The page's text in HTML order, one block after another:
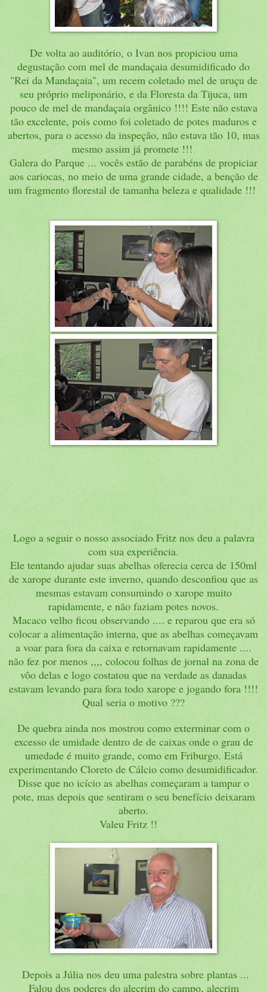
De volta ao auditório, o Ivan nos propiciou uma
degustação com mel de mandaçaia desumidificado do
"Rei da Mandaçaia", um recem coletado mel de uruçu de
seu próprio meliponário, e da Floresta da Tijuca, um
pouco de mel de mandaçaia orgânico !!!! Este não estava
tão excelente, pois como foi coletado de potes maduros e
abertos, para o acesso da inspeção, não estava tão 10, mas
mesmo assim já promete !!!
Galera do Parque ... vocês estão de parabéns de propiciar
aos cariocas, no meio de uma grande cidade, a benção de
um fragmento florestal de tamanha beleza e qualidade !!!
Logo a seguir o nosso associado Fritz nos deu a palavra
com sua experiência.
Ele tentando ajudar suas abelhas oferecia cerca de 150ml
de xarope durante este inverno, quando desconfiou que as
mesmas estavam consumindo o xarope muito
rapidamente, e não faziam potes novos.
Macaco velho ficou observando .... e reparou que era só
colocar a alimentação interna, que as abelhas começavam
a voar para fora da caixa e retornavam rapidamente ....
não fez por menos ,,,, colocou folhas de jornal na zona de
vôo delas e logo costatou que na verdade as danadas
estavam levando para fora todo xarope e jogando fora !!!!
Qual seria o motivo ???
De quebra ainda nos mostrou como exterminar com o
excesso de umidade dentro de de caixas onde o grau de
umedade é muito grande, como em Friburgo. Está
experimentando Cloreto de Cálcio como desumidificador.
Disse que no icício as abelhas começaram a tampar o
pote, mas depois que sentiram o seu benefício deixaram
aberto.
Valeu Fritz !!
Depois a Júlia nos deu uma palestra sobre plantas ...
Falou dos poderes do alecrim do campo, alecrim